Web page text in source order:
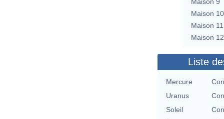
Maison 10
Maison 11
Maison 12
Liste
Mercure
Uranus
Soleil